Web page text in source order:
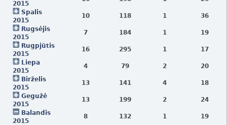
2015
Spalis
2015
10 118 1
36
Rugsėjis
2015
7 184 1
19
Rugpjūtis
2015
16 295 1
17
Liepa
2015
4 79 2
20
Birželis
2015
13 141 4
18
Gegužė
2015
13 199 2
24
Balandis
2015
8 132 1
19